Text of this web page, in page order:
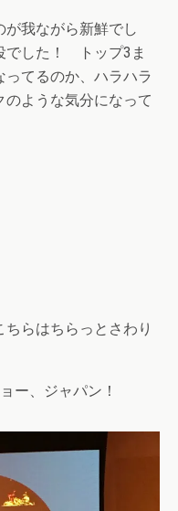
が我ながら新鮮でし
でした！ トップ3ま
てるのか、ハラハラ
ような気分になって
らはちらっとさわり
ー、ジャパン！